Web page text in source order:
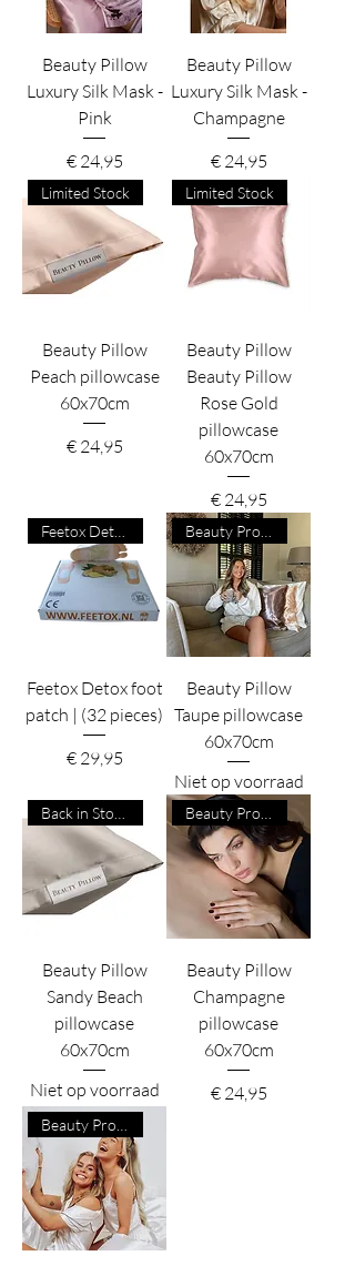
Beauty Pillow
Luxury Silk Mask -
Pink
Prijs
€ 24,95
Beauty Pillow
Luxury Silk Mask -
Champagne
Prijs
€ 24,95
Limited Stock
Beauty Pillow
Peach pillowcase
60x70cm
Prijs
€ 24,95
Limited Stock
Beauty Pillow
Beauty Pillow
Rose Gold
pillowcase
60x70cm
Prijs
€ 24,95
Feetox Detox foot
patch | (32 pieces)
Prijs
€ 29,95
Beauty Pillow
Taupe pillowcase
60x70cm
Niet op voorraad
Beauty Pillow
Sandy Beach
pillowcase
60x70cm
Niet op voorraad
Beauty Pillow
Champagne
pillowcase
60x70cm
Prijs
€ 24,95